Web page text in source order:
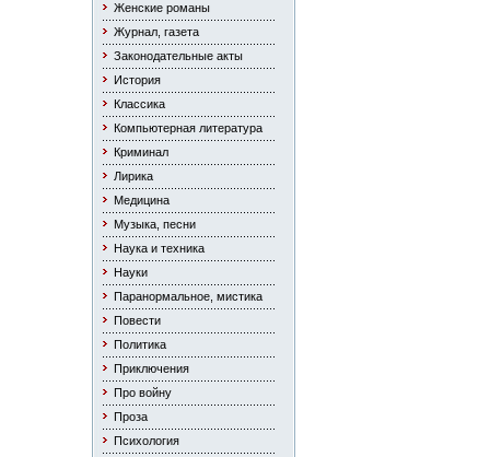
Женские романы
Журнал, газета
Законодательные акты
История
Классика
Компьютерная литература
Криминал
Лирика
Медицина
Музыка, песни
Наука и техника
Науки
Паранормальное, мистика
Повести
Политика
Приключения
Про войну
Проза
Психология